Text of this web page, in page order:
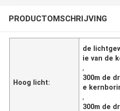
PRODUCTOMSCHRIJVING
Hoog licht:
de
ie van de
,
300m de
e
,
300m de